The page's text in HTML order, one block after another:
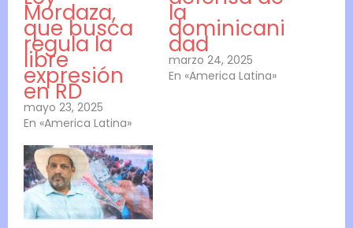
Mordaza,
que busca
regula la
libre
expresión
en RD
mayo 23, 2025
En «America Latina»
la
dominicani
dad
marzo 24, 2025
En «America Latina»